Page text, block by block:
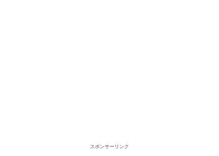
スポンサーリンク